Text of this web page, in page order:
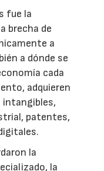
fue la
brecha de
a
a dónde se
cada
adquieren
intangibles,
patentes,
la
la